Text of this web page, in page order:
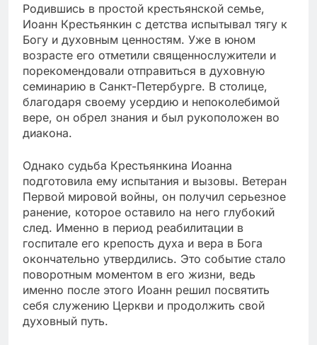
Родившись в простой крестьянской семье,
Иоанн Крестьянкин с детства испытывал тягу к
Богу и духовным ценностям. Уже в юном
возрасте его отметили священнослужители и
порекомендовали отправиться в духовную
семинарию в Санкт-Петербурге. В столице,
благодаря своему усердию и непоколебимой
вере, он обрел знания и был рукоположен во
диакона.
Однако судьба Крестьянкина Иоанна
подготовила ему испытания и вызовы. Ветеран
Первой мировой войны, он получил серьезное
ранение, которое оставило на него глубокий
след. Именно в период реабилитации в
госпитале его крепость духа и вера в Бога
окончательно утвердились. Это событие стало
поворотным моментом в его жизни, ведь
именно после этого Иоанн решил посвятить
себя служению Церкви и продолжить свой
духовный путь.